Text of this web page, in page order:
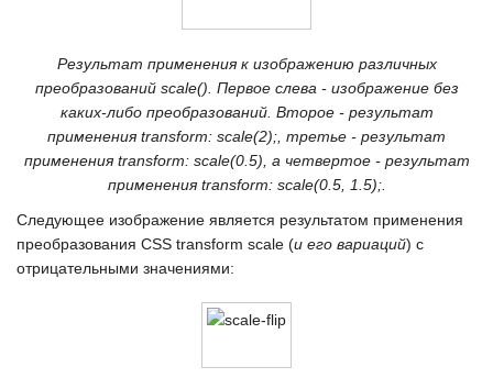
Результат применения к изображению различных
преобразований scale(). Первое слева - изображение без
каких-либо преобразований. Второе - результат
применения transform: scale(2);, третье - результат
применения transform: scale(0.5), а четвертое - результат
применения transform: scale(0.5, 1.5);.
Следующее изображение является результатом применения
преобразования CSS transform scale (и его вариаций) с
отрицательными значениями: